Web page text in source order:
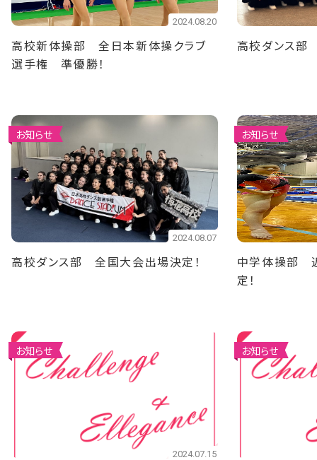
2024.08.20
高校新体操部 全日本新体操クラブ
選手権 準優勝！
高校ダンス部
お知らせ
2024.08.07
高校ダンス部 全国大会出場決定！
お知らせ
中学体操部
定！
お知らせ
2024.07.15
お知らせ